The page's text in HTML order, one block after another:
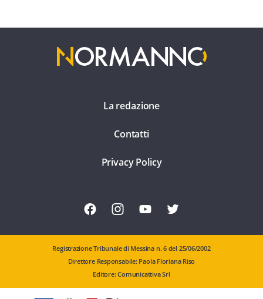
La redazione
Contatti
Privacy Policy
Registrazione Tribunale di Messina n. 6 del 25/06/2002
Direttore Responsabile: Paola Floriana Riso
Editore: Comunicattiva Srl